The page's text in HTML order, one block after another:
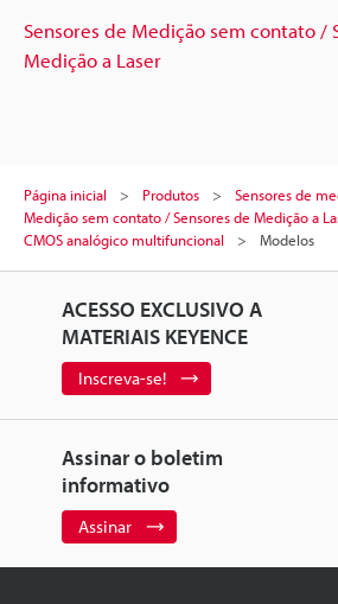
Sensores de Medição sem contato /
Medição a Laser
Página inicial Produtos Sensores de
Medição sem contato / Sensores de Medição a
CMOS analógico multifuncional
Modelos
ACESSO EXCLUSIVO A
MATERIAIS KEYENCE
Inscreva-se!
Assinar o boletim
informativo
Assinar